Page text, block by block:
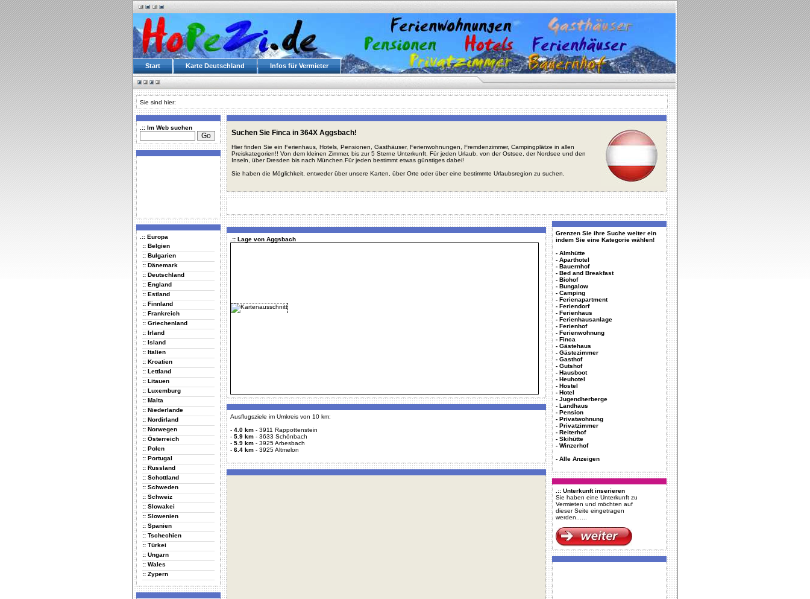
Start Karte Deutschland Infos für Vermieter
Sie sind hier:
.:: Im Web suchen
.:: Europa
:: Belgien
:: Bulgarien
:: Dänemark
:: Deutschland
:: England
:: Estland
:: Finnland
:: Frankreich
:: Griechenland
:: Irland
:: Island
:: Italien
:: Kroatien
:: Lettland
:: Litauen
:: Luxemburg
:: Malta
:: Niederlande
:: Nordirland
:: Norwegen
:: Österreich
:: Polen
:: Portugal
:: Russland
:: Schottland
:: Schweden
:: Schweiz
:: Slowakei
:: Slowenien
:: Spanien
:: Tschechien
:: Türkei
:: Ungarn
:: Wales
:: Zypern
Suchen Sie Finca in 364X Aggsbach!
Hier finden Sie ein Ferienhaus, Hotels, Pensionen, Gasthäuser, Ferienwohnungen, Fremdenzimmer, Campingplätze in allen
Preiskategorien!! Von dem kleinen Zimmer, bis zur 5 Sterne Unterkunft. Für jeden Urlaub, von der Ostsee, der Nordsee und den
Inseln, über Dresden bis nach München.Für jeden bestimmt etwas günstiges dabei!
Sie haben die Möglichkeit, entweder über unsere Karten, über Orte oder über eine bestimmte Urlaubsregion zu suchen.
.:: Lage von Aggsbach
Ausflugsziele im Umkreis von 10 km:
- 4.0 km - 3911 Rappottenstein
- 5.9 km - 3633 Schönbach
- 5.9 km - 3925 Arbesbach
- 6.4 km - 3925 Altmelon
Grenzen Sie ihre Suche weiter ein
indem Sie eine Kategorie wählen!
- Almhütte
- Aparthotel
- Bauernhof
- Bed and Breakfast
- Biohof
- Bungalow
- Camping
- Ferienapartment
- Feriendorf
- Ferienhaus
- Ferienhausanlage
- Ferienhof
- Ferienwohnung
- Finca
- Gästehaus
- Gästezimmer
- Gasthof
- Gutshof
- Hausboot
- Heuhotel
- Hostel
- Hotel
- Jugendherberge
- Landhaus
- Pension
- Privatwohnung
- Privatzimmer
- Reiterhof
- Skihütte
- Winzerhof
- Alle Anzeigen
.:: Unterkunft inserieren
Sie haben eine Unterkunft zu
Vermieten und möchten auf
dieser Seite eingetragen
werden......